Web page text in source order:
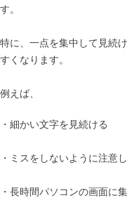
す。
特に、一点を集中して見続
すくなります。
例えば、
・細かい文字を見続ける
・ミスをしないように注意
・長時間パソコンの画面に